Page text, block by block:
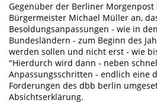
Gegenüber der Berliner
Bürgermeister Michael Müller an,
Besoldungsanpassungen - wie in
Bundesländern - zum Beginn des
werden sollen und nicht erst - wie
"Hierdurch wird dann - neben
Anpassungsschritten - endlich eine
Forderungen des dbb berlin
Absichtserklärung.